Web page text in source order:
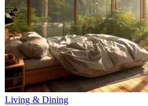
Living & Dining